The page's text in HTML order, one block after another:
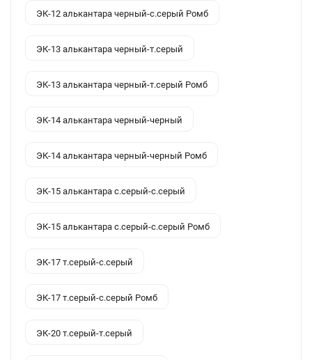
ЭК-12 алькантара черный-с.серый Ромб
ЭК-13 алькантара черный-т.серый
ЭК-13 алькантара черный-т.серый Ромб
ЭК-14 алькантара черный-черный
ЭК-14 алькантара черный-черный Ромб
ЭК-15 алькантара с.серый-с.серый
ЭК-15 алькантара с.серый-с.серый Ромб
ЭК-17 т.серый-с.серый
ЭК-17 т.серый-с.серый Ромб
ЭК-20 т.серый-т.серый